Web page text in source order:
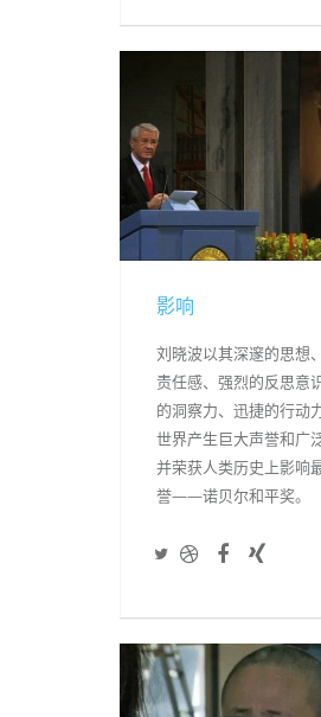
影响
刘晓波以其深邃的思想
责任感、强烈的反思意
的洞察力、迅捷的行动
世界产生巨大声誉和广
并荣获人类历史上影响
誉——诺贝尔和平奖。